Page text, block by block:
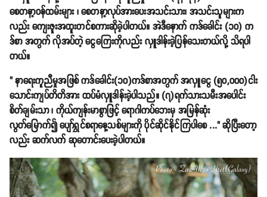
စေတနာ့ဝန်ထမ်းများ ၊ စေတနာ့လုပ်အားပေးအသင်းသား၊ အသင်းသူများက
လည်း ကျေးဇူးအထူးတင်စကားဆိုခဲ့ပါတယ်။ အဲဒီနောက် ကဒ်ခေါင်း (၁၀) က
ဒ်စာ အတွက် လိုအပ်တဲ့ ငွေကြေးကိုလည်း လှူဒါန်းခဲ့ပြန်သေးတယ်လို့ သိရပါ
တယ်။
" နာရေးကူညီမှုအဖြစ် ကဒ်ခေါင်း(၁၀)ကဒ်စာအတွက် အလှူငွေ (၅၀,၀၀၀)ငါး
သောင်းကျပ်တိတိအား ထပ်မံလှူဒါန်းခဲ့ပါသည်။ (၇)ရက်သားသမီးအပေါင်း
စိတ်ချမ်းသာ ၊ ကိုယ်ကျန်းမာစွာဖြင့် ရောဂါကပ်ဘေးမှ အမြန်ဆုံး
လွတ်မြောက်၍ ပျော်ရွှင်စရာနေ့သစ်များကို ပိုင်ဆိုင်နိုင်ကြပါစေ ..." ဆိုပြီးတော့
လည်း ဆက်လက် ဆုတောင်းပေးခဲ့ပါတယ်။